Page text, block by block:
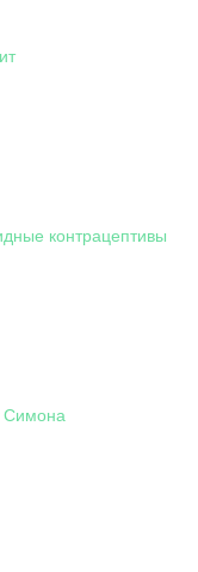
контрацептивы
Симона